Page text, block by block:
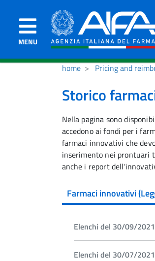
MENU
home Pricing and
Storico
Nella pagina sono
accedono ai fondi per i
farmaci innovativi che
inserimento nei prontuari
anche i report
Farmaci innovativi
Elenchi del 30/09/
Elenchi del 30/07/